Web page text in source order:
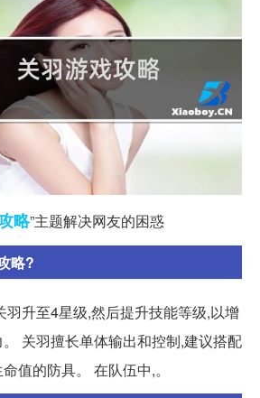
略”主题解决网友的困惑
略?
羽升至4星级,然后提升技能等级,以增
关羽擅长单体输出和控制,建议搭配
值的防具。 在队伍中,。